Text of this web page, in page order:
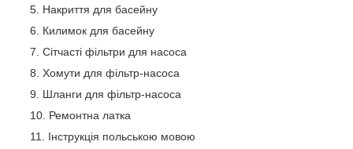
Накриття для басейну
Килимок для басейну
Сітчасті фільтри для насоса
Хомути для фільтр-насоса
Шланги для фільтр-насоса
Ремонтна латка
Інструкція польською мовою